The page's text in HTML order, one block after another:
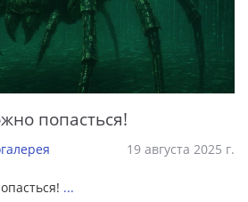
попасться!
19 августа 2025 г.
...